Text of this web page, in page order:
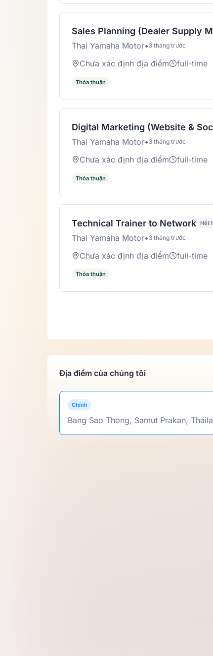
Sales Planning (Dealer Supply
Thai Yamaha Motor• 3 tháng trước
Chưa xác định địa điểm full-time
Thỏa thuận
Digital Marketing (Website &
Thai Yamaha Motor• 3 tháng trước
Chưa xác định địa điểm full-time
Thỏa thuận
Technical Trainer to Network Hết
Thai Yamaha Motor• 3 tháng trước
Chưa xác định địa điểm full-time
Thỏa thuận
Địa điểm của chúng tôi
Chính
Bang Sao Thong, Samut Prakan,